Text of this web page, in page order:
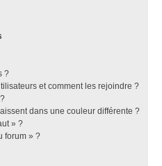
?
et comment les rejoindre ?
dans une couleur différente ?
» ?
forum » ?